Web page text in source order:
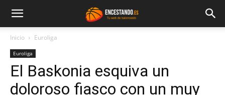
Inicio Euroliga
Euroliga
El Baskonia esquiva un
doloroso fiasco con un muy